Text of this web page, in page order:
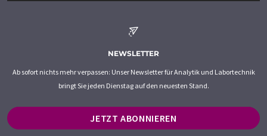
NEWSLETTER
Ab sofort nichts mehr verpassen: Unser Newsletter für Analytik und Labortechnik
bringt Sie jeden Dienstag auf den neuesten Stand.
JETZT ABONNIEREN